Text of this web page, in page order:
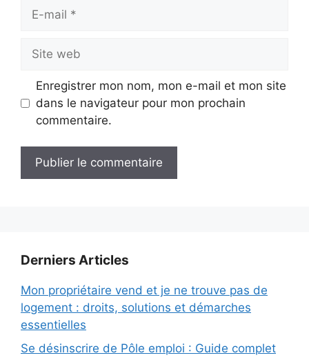
mail
web
Enregistrer mon nom, mon e-mail et mon site
dans le navigateur pour mon prochain
commentaire.
Derniers Articles
Mon propriétaire vend et je ne trouve pas de
logement : droits, solutions et démarches
essentielles
Se désinscrire de Pôle emploi : Guide complet